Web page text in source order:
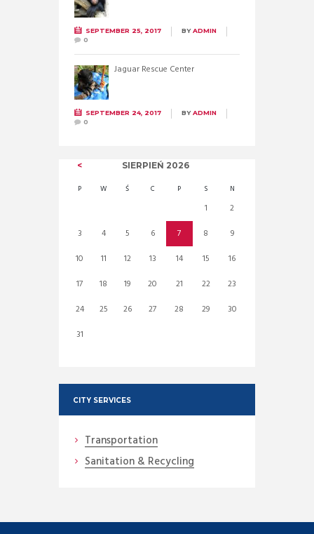
SEPTEMBER 25, 2017 BYADMIN
0
Jaguar Rescue Center
SEPTEMBER 24, 2017 BYADMIN
0
SIERPIEŃ 2026
P W Ś C P S N
1
2
3
4 5 6 7 8
9
10
11 12 13 14 15
16
17
18 19 20 21 22
23
24
25 26 27 28 29
30
31
CITY SERVICES
Transportation
Sanitation & Recycling